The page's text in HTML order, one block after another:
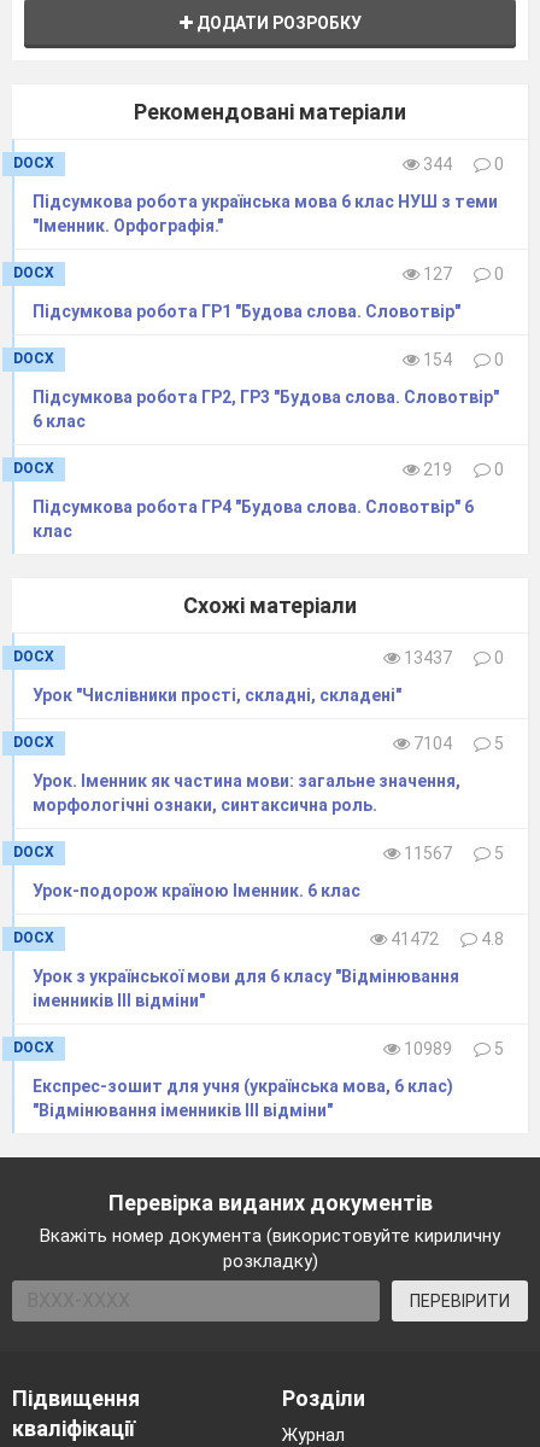
ДОДАТИ РОЗРОБКУ
Рекомендовані матеріали
DOCX 344
0
Підсумкова робота українська мова 6 клас НУШ з теми
"Іменник. Орфографія."
DOCX 127
0
Підсумкова робота ГР1 "Будова слова. Словотвір"
DOCX 154
0
Підсумкова робота ГР2, ГР3 "Будова слова. Словотвір"
6 клас
DOCX 219
0
Підсумкова робота ГР4 "Будова слова. Словотвір" 6
клас
Схожі матеріали
DOCX 13437
0
Урок "Числівники прості, складні, складені"
DOCX 7104
5
Урок. Іменник як частина мови: загальне значення,
морфологічні ознаки, синтаксична роль.
DOCX 11567
5
Урок-подорож країною Іменник. 6 клас
DOCX 41472
4.8
Урок з української мови для 6 класу "Відмінювання
іменників ІІІ відміни"
DOCX 10989
5
Експрес-зошит для учня (українська мова, 6 клас)
"Відмінювання іменників ІІІ відміни"
Перевірка виданих документів
Вкажіть номер документа (використовуйте кириличну
розкладку)
ПЕРЕВІРИТИ
Підвищення
кваліфікації
Розділи
Журнал